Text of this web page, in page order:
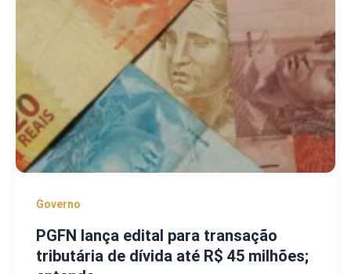
Governo
PGFN lança edital para transação
tributária de dívida até R$ 45 milhões;